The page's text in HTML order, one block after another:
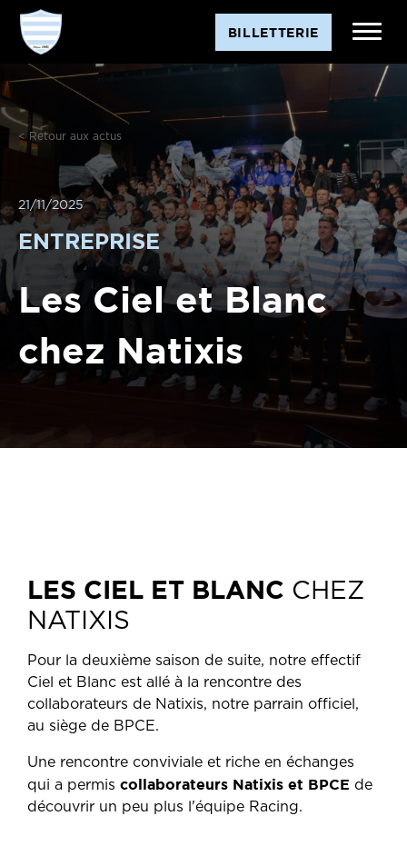
BILLETTERIE
< Retour aux actus
21/11/2025
ENTREPRISE
Les Ciel et Blanc
chez Natixis
LES CIEL ET BLANC CHEZ
NATIXIS
Pour la deuxième saison de suite, notre effectif
Ciel et Blanc est allé à la rencontre des
collaborateurs de Natixis, notre parrain officiel,
au siège de BPCE.
Une rencontre conviviale et riche en échanges
qui a permis collaborateurs Natixis et BPCE de
découvrir un peu plus l'équipe Racing.